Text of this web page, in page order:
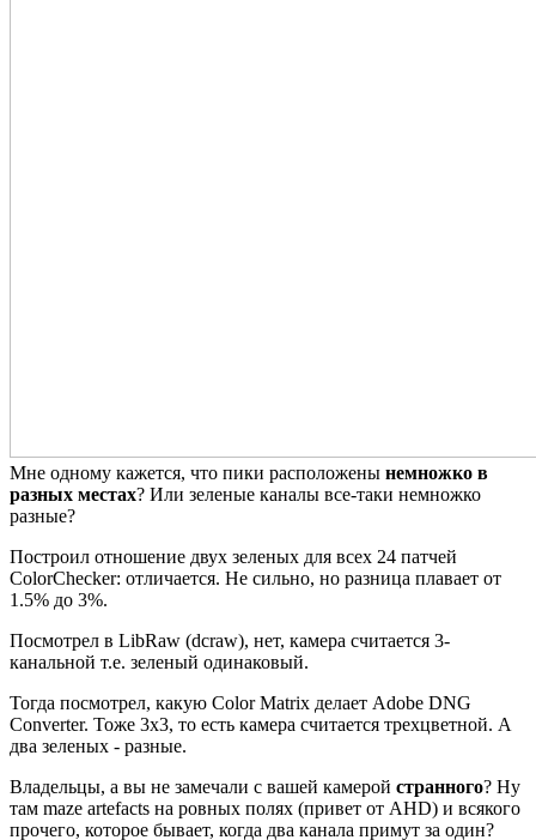
Мне одному кажется, что пики расположены немножко в
разных местах? Или зеленые каналы все-таки немножко
разные?
Построил отношение двух зеленых для всех 24 патчей
ColorChecker: отличается. Не сильно, но разница плавает от
1.5% до 3%.
Посмотрел в LibRaw (dcraw), нет, камера считается 3-
канальной т.е. зеленый одинаковый.
Тогда посмотрел, какую Color Matrix делает Adobe DNG
Converter. Тоже 3x3, то есть камера считается трехцветной. А
два зеленых - разные.
Владельцы, а вы не замечали с вашей камерой странного? Ну
там maze artefacts на ровных полях (привет от AHD) и всякого
прочего, которое бывает, когда два канала примут за один?